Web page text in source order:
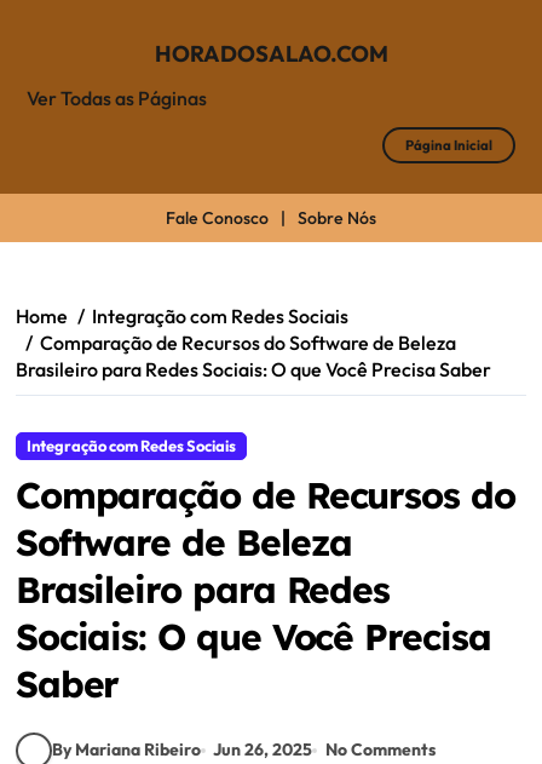
Ver Todas as Páginas
HORADOSALAO.COM
Página Inicial
Fale Conosco | Sobre Nós
content
Home
Integração com Redes Sociais
Comparação de Recursos do Software de Beleza
Brasileiro para Redes Sociais: O que Você Precisa Saber
Integração com Redes Sociais
Comparação de Recursos do
Software de Beleza
Brasileiro para Redes
Sociais: O que Você Precisa
Saber
By Mariana Ribeiro Jun 26, 2025 No Comments